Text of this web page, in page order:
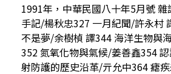
1991年，中華民國八十年5月號
手記/楊秋忠327 一月紀聞/許永村
不是夢/余樹楨 譯344 海洋生物與
352 氮氧化物與氣候/姜善鑫354
射防護的歷史沿革/亓允中364 瘧